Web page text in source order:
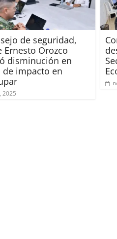
de seguridad,
Ernesto Orozco
disminución en
de impacto en
2025